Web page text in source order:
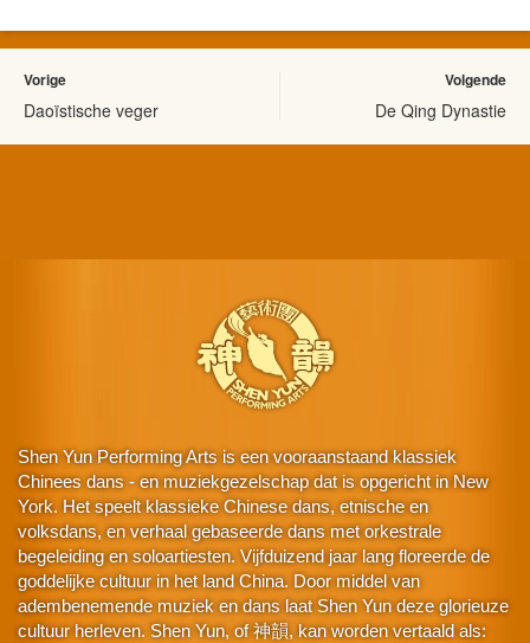
Vorige
Daoïstische veger
Volgende
De Qing Dynastie
Shen Yun Performing Arts is een vooraanstaand klassiek
Chinees dans - en muziekgezelschap dat is opgericht in New
York. Het speelt klassieke Chinese dans, etnische en
volksdans, en verhaal gebaseerde dans met orkestrale
begeleiding en soloartiesten. Vijfduizend jaar lang floreerde de
goddelijke cultuur in het land China. Door middel van
adembenemende muziek en dans laat Shen Yun deze glorieuze
cultuur herleven. Shen Yun, of 神韻, kan worden vertaald als: